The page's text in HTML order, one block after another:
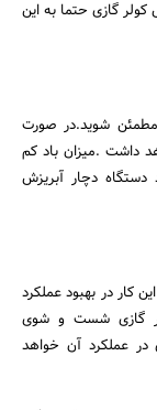
گازی حتما به این
مطمئن شوید.در صورت
داشت .میزان باد کم
دچار آبریزش
کار در بهبود عملکرد
گازی شست و شوی
در عملکرد آن خواهد